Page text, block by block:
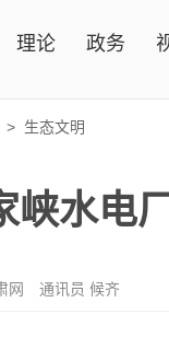
理论 政务
> 生态文明
峡水电
网 通讯员 候齐